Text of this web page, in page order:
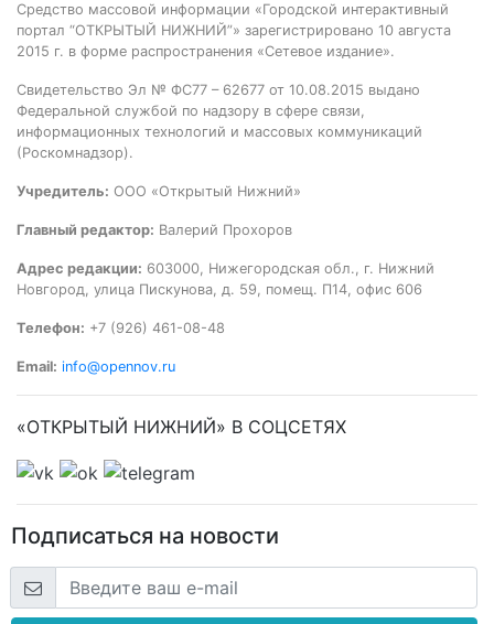
Средство массовой информации «Городской интерактивный
портал “ОТКРЫТЫЙ НИЖНИЙ”» зарегистрировано 10 августа
2015 г. в форме распространения «Сетевое издание».
Свидетельство Эл № ФС77 – 62677 от 10.08.2015 выдано
Федеральной службой по надзору в сфере связи,
информационных технологий и массовых коммуникаций
(Роскомнадзор).
Учредитель: ООО «Открытый Нижний»
Главный редактор: Валерий Прохоров
Адрес редакции: 603000, Нижегородская обл., г. Нижний
Новгород, улица Пискунова, д. 59, помещ. П14, офис 606
Телефон: +7 (926) 461-08-48
Email: info@opennov.ru
«ОТКРЫТЫЙ НИЖНИЙ» В СОЦСЕТЯХ
Подписаться на новости